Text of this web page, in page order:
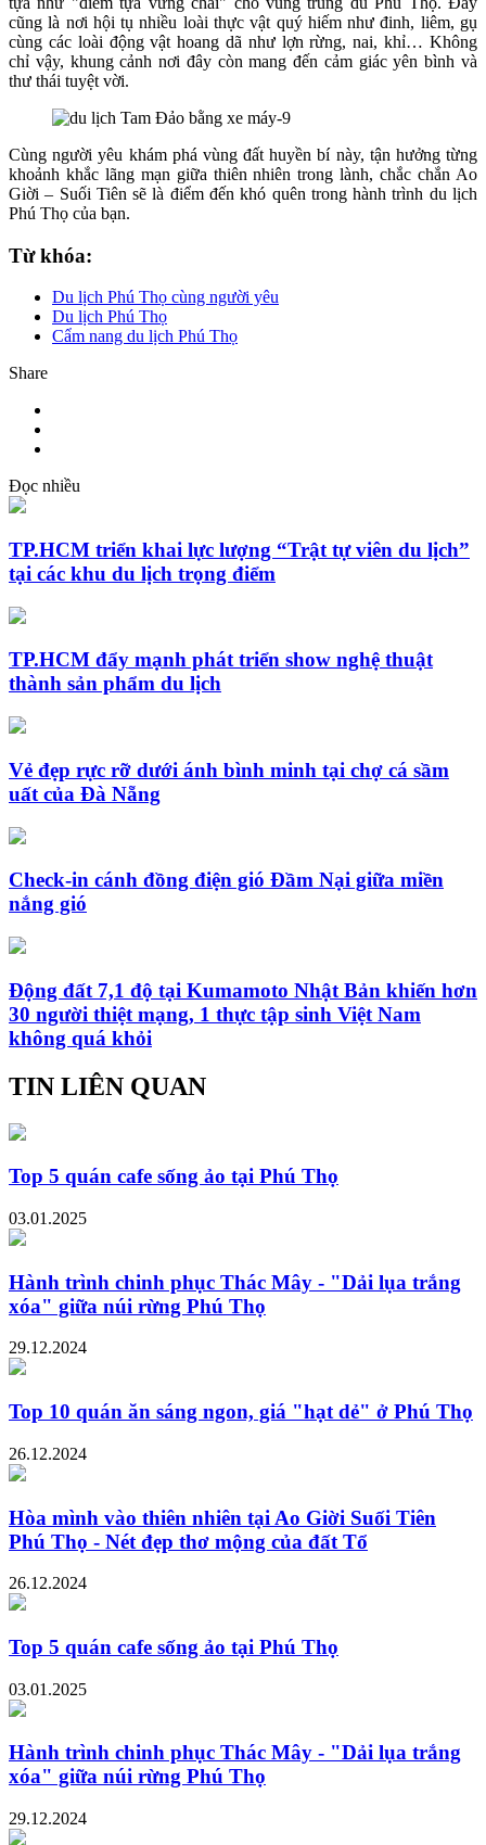
cũng là nơi hội tụ nhiều loài thực vật quý hiếm như đinh, liêm, gụ
cùng các loài động vật hoang dã như lợn rừng, nai, khỉ… Không
chỉ vậy, khung cảnh nơi đây còn mang đến cảm giác yên bình và
thư thái tuyệt vời.
Cùng người yêu khám phá vùng đất huyền bí này, tận hưởng từng
khoảnh khắc lãng mạn giữa thiên nhiên trong lành, chắc chắn Ao
Giời – Suối Tiên sẽ là điểm đến khó quên trong hành trình du lịch
Phú Thọ của bạn.
Từ khóa:
Du lịch Phú Thọ cùng người yêu
Du lịch Phú Thọ
Cẩm nang du lịch Phú Thọ
Share
Đọc nhiều
TP.HCM triển khai lực lượng “Trật tự viên du lịch”
tại các khu du lịch trọng điểm
TP.HCM đẩy mạnh phát triển show nghệ thuật
thành sản phẩm du lịch
Vẻ đẹp rực rỡ dưới ánh bình minh tại chợ cá sầm
uất của Đà Nẵng
Check-in cánh đồng điện gió Đầm Nại giữa miền
nắng gió
Động đất 7,1 độ tại Kumamoto Nhật Bản khiến hơn
30 người thiệt mạng, 1 thực tập sinh Việt Nam
không quá khỏi
TIN LIÊN QUAN
Top 5 quán cafe sống ảo tại Phú Thọ
03.01.2025
Hành trình chinh phục Thác Mây - "Dải lụa trắng
xóa" giữa núi rừng Phú Thọ
29.12.2024
Top 10 quán ăn sáng ngon, giá "hạt dẻ" ở Phú Thọ
26.12.2024
Hòa mình vào thiên nhiên tại Ao Giời Suối Tiên
Phú Thọ - Nét đẹp thơ mộng của đất Tổ
26.12.2024
Top 5 quán cafe sống ảo tại Phú Thọ
03.01.2025
Hành trình chinh phục Thác Mây - "Dải lụa trắng
xóa" giữa núi rừng Phú Thọ
29.12.2024